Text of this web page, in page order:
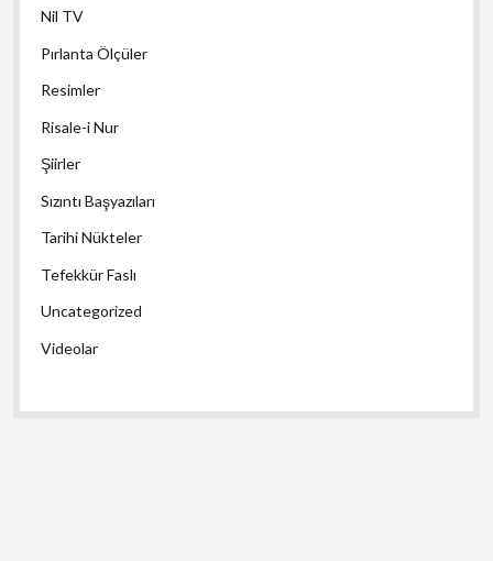
Nil TV
Pırlanta Ölçüler
Resimler
Risale-i Nur
Şiirler
Sızıntı Başyazıları
Tarihi Nükteler
Tefekkür Faslı
Uncategorized
Videolar